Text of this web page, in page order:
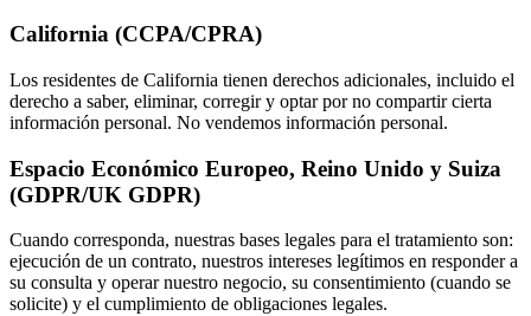
California (CCPA/CPRA)
Los residentes de California tienen derechos adicionales, incluido el
derecho a saber, eliminar, corregir y optar por no compartir cierta
información personal. No vendemos información personal.
Espacio Económico Europeo, Reino Unido y Suiza
(GDPR/UK GDPR)
Cuando corresponda, nuestras bases legales para el tratamiento son:
ejecución de un contrato, nuestros intereses legítimos en responder a
su consulta y operar nuestro negocio, su consentimiento (cuando se
solicite) y el cumplimiento de obligaciones legales.